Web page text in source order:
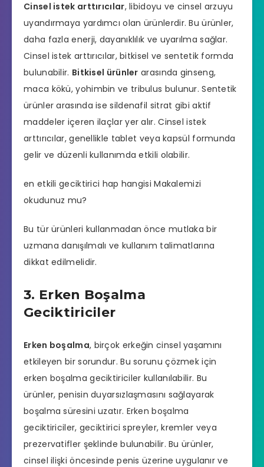
Cinsel istek arttırıcılar, libidoyu ve cinsel arzuyu
uyandırmaya yardımcı olan ürünlerdir. Bu ürünler,
daha fazla enerji, dayanıklılık ve uyarılma sağlar.
Cinsel istek arttırıcılar, bitkisel ve sentetik formda
bulunabilir. Bitkisel ürünler arasında ginseng,
maca kökü, yohimbin ve tribulus bulunur. Sentetik
ürünler arasında ise sildenafil sitrat gibi aktif
maddeler içeren ilaçlar yer alır. Cinsel istek
arttırıcılar, genellikle tablet veya kapsül formunda
gelir ve düzenli kullanımda etkili olabilir.
en etkili geciktirici hap hangisi Makalemizi
okudunuz mu?
Bu tür ürünleri kullanmadan önce mutlaka bir
uzmana danışılmalı ve kullanım talimatlarına
dikkat edilmelidir.
3. Erken Boşalma
Geciktiriciler
Erken boşalma, birçok erkeğin cinsel yaşamını
etkileyen bir sorundur. Bu sorunu çözmek için
erken boşalma geciktiriciler kullanılabilir. Bu
ürünler, penisin duyarsızlaşmasını sağlayarak
boşalma süresini uzatır. Erken boşalma
geciktiriciler, geciktirici spreyler, kremler veya
prezervatifler şeklinde bulunabilir. Bu ürünler,
cinsel ilişki öncesinde penis üzerine uygulanır ve